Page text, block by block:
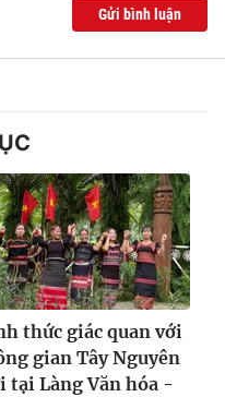
Gửi bình luận
thức giác quan với
gian Tây Nguyên
tại Làng Văn hóa -